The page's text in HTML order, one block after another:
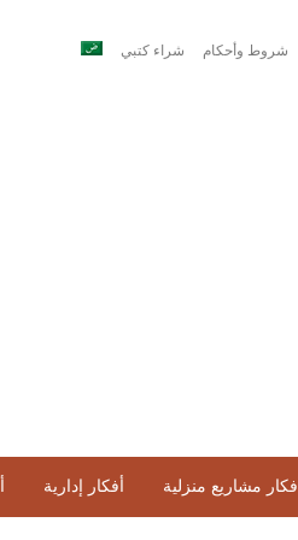
شروط وأحكام شراء كتبي
أفكار مشاريع منزلية أفكار إدارية